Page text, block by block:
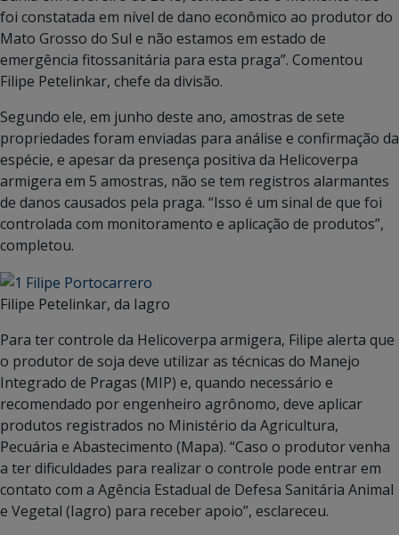
foi constatada em nível de dano econômico ao produtor do
Mato Grosso do Sul e não estamos em estado de
emergência fitossanitária para esta praga”. Comentou
Filipe Petelinkar, chefe da divisão.
Segundo ele, em junho deste ano, amostras de sete
propriedades foram enviadas para análise e confirmação da
espécie, e apesar da presença positiva da Helicoverpa
armigera em 5 amostras, não se tem registros alarmantes
de danos causados pela praga. “Isso é um sinal de que foi
controlada com monitoramento e aplicação de produtos”,
completou.
Filipe Petelinkar, da Iagro
Para ter controle da Helicoverpa armigera, Filipe alerta que
o produtor de soja deve utilizar as técnicas do Manejo
Integrado de Pragas (MIP) e, quando necessário e
recomendado por engenheiro agrônomo, deve aplicar
produtos registrados no Ministério da Agricultura,
Pecuária e Abastecimento (Mapa). “Caso o produtor venha
a ter dificuldades para realizar o controle pode entrar em
contato com a Agência Estadual de Defesa Sanitária Animal
e Vegetal (Iagro) para receber apoio”, esclareceu.